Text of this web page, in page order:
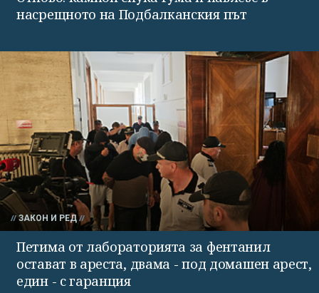
насрещното на Подбалканския път
ЗАКОН И РЕД
Петима от лабораторията за фентанил
остават в ареста, двама - под домашен арест,
един - с гаранция